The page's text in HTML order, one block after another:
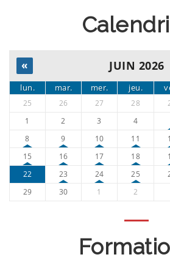
« JUIN 2026
lun. mar. mer. jeu.
25 26 27 28
1
2 3 4
8
9 10 11
15
16 17 18
22
23 24 25
29
30 1 2